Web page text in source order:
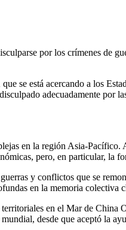
por los crímenes de
se está acercando a los
adecuadamente por
en la región Asia-
pero, en particular, la
y conflictos que se
en la memoria colectiva
en el Mar de China
desde que aceptó la